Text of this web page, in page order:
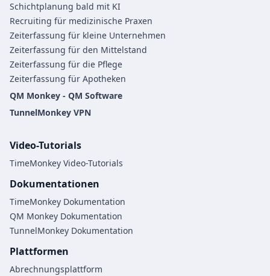
Schichtplanung bald mit KI
Recruiting für medizinische Praxen
Zeiterfassung für kleine Unternehmen
Zeiterfassung für den Mittelstand
Zeiterfassung für die Pflege
Zeiterfassung für Apotheken
QM Monkey - QM Software
TunnelMonkey VPN
Video-Tutorials
TimeMonkey Video-Tutorials
Dokumentationen
TimeMonkey Dokumentation
QM Monkey Dokumentation
TunnelMonkey Dokumentation
Plattformen
Abrechnungsplattform